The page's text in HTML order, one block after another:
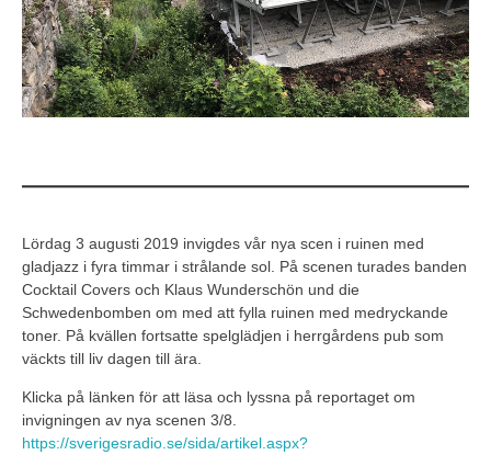
Lördag 3 augusti 2019 invigdes vår nya scen i ruinen med
gladjazz i fyra timmar i strålande sol. På scenen turades banden
Cocktail Covers och Klaus Wunderschön und die
Schwedenbomben om med att fylla ruinen med medryckande
toner. På kvällen fortsatte spelglädjen i herrgårdens pub som
väckts till liv dagen till ära.
Klicka på länken för att läsa och lyssna på reportaget om
invigningen av nya scenen 3/8.
https://sverigesradio.se/sida/artikel.aspx?